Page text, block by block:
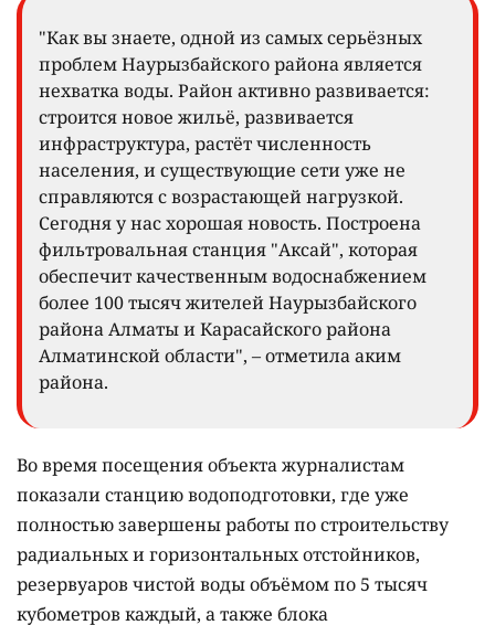
"Как вы знаете, одной из самых серьёзных
проблем Наурызбайского района является
нехватка воды. Район активно развивается:
строится новое жильё, развивается
инфраструктура, растёт численность
населения, и существующие сети уже не
справляются с возрастающей нагрузкой.
Сегодня у нас хорошая новость. Построена
фильтровальная станция "Аксай", которая
обеспечит качественным водоснабжением
более 100 тысяч жителей Наурызбайского
района Алматы и Карасайского района
Алматинской области", – отметила аким
района.
Во время посещения объекта журналистам
показали станцию водоподготовки, где уже
полностью завершены работы по строительству
радиальных и горизонтальных отстойников,
резервуаров чистой воды объёмом по 5 тысяч
кубометров каждый, а также блока